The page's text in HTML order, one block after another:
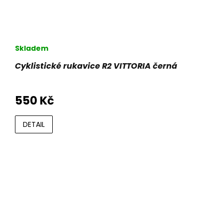
Cyklistické rukavice R2 VITTORIA černá
Skladem
550 Kč
DETAIL